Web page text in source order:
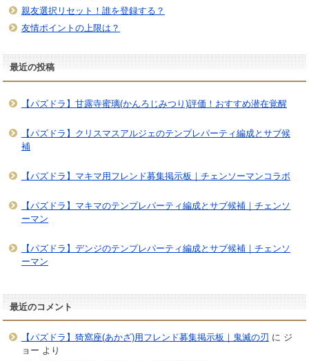
親友選択リセット！誰を登録する？
友情ポイントの上限は？
最近の投稿
【パズドラ】甘露寺蜜璃(かんろじみつり)評価！おすすめ潜在覚醒
【パズドラ】クリスマスアルジェのテンプレパーティ編成とサブ候
補
【パズドラ】マキマ用フレンド募集掲示板｜チェンソーマンコラボ
【パズドラ】マキマのテンプレパーティ編成とサブ候補｜チェンソ
ーマン
【パズドラ】デンジのテンプレパーティ編成とサブ候補｜チェンソ
ーマン
最近のコメント
【パズドラ】猗窩座(あかざ)用フレンド募集掲示板｜鬼滅の刃 に ジ
ョー より